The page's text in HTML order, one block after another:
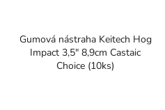
Gumová nástraha Keitech Hog
Impact 3,5" 8,9cm Castaic
Choice (10ks)